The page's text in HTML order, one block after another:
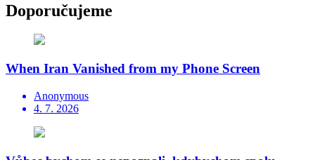
Doporučujeme
When Iran Vanished from my Phone Screen
Anonymous
4. 7. 2026